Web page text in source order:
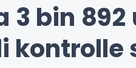
3 bin